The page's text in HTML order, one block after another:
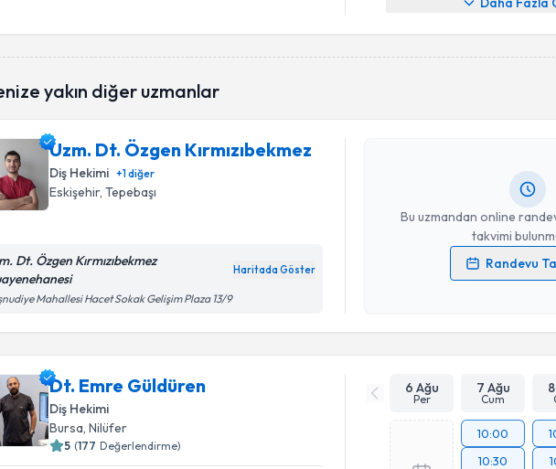
yakın diğer uzmanlar
Uzm. Dt. Özgen Kırmızıbekmez
Diş Hekimi +1diğer
Eskişehir, Tepebaşı
Dt. Özgen Kırmızıbekmez
Haritada Göster
Mahallesi Hacet Sokak Gelişim Plaza 13/9
Bu uzmandan online
takvimi
Randevu
Randevu Takvimi Talebi
Uzm. Dt. Özgen Kırmızıbekmez
oluşturun. Size bu uzmandan randevu
Kişisel verilerimin işlenmesine
Dt. Emre Güldüren
Diş Hekimi
Bursa, Nilüfer
5 (177 Değerlendirme)
6 Ağu
Per
7 Ağu
Cum
10:00
10:30